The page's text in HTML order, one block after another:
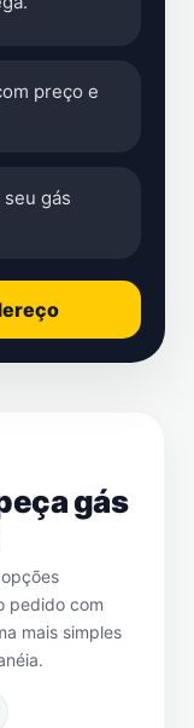
preço e
gás
gás
pedido com
mais simples
.